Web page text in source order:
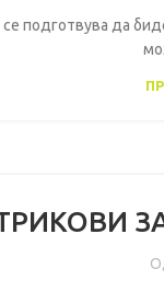
подготвува да